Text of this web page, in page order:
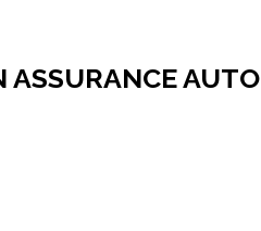
ASSURANCE AUTO